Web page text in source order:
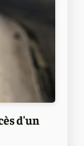
d'un